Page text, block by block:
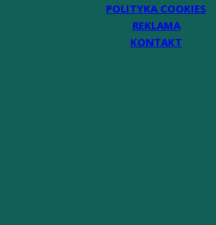
POLITYKA COOKIES
REKLAMA
KONTAKT